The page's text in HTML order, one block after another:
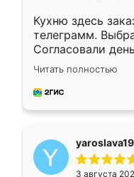
Кухню здесь
телеграмм.
Согласовали
недели кухня
довольны
мебель за
Читать полностью
3 августа